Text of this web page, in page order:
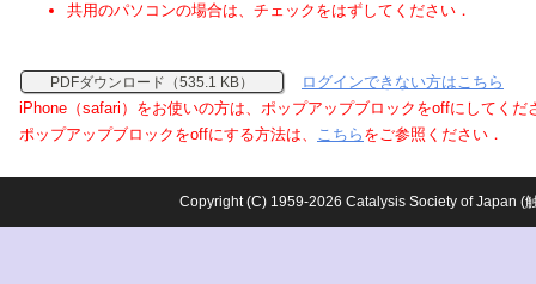
共用のパソコンの場合は、チェックをはずしてください．
PDFダウンロード（535.1 KB）
ログインできない方はこちら
iPhone（safari）をお使いの方は、ポップアップブロックをoffにしてくだ
ポップアップブロックをoffにする方法は、 こちら をご参照ください．
Copyright (C) 1959-2026 Catalysis Society of Japan (